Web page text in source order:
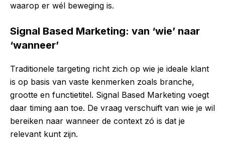
waarop er wél beweging is.
Signal Based Marketing: van ‘wie’ naar
‘wanneer’
Traditionele targeting richt zich op wie je ideale klant
is op basis van vaste kenmerken zoals branche,
grootte en functietitel. Signal Based Marketing voegt
daar timing aan toe. De vraag verschuift van wie je wil
bereiken naar wanneer de context zó is dat je
relevant kunt zijn.